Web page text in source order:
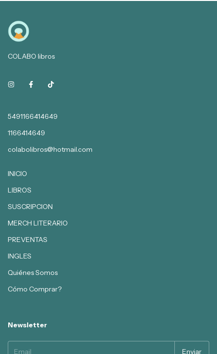
COLABO libros
5491166414649
1166414649
colabolibros@hotmail.com
INICIO
LIBROS
SUSCRIPCION
MERCH LITERARIO
PREVENTAS
INGLES
Quiénes Somos
Cómo Comprar?
Newsletter